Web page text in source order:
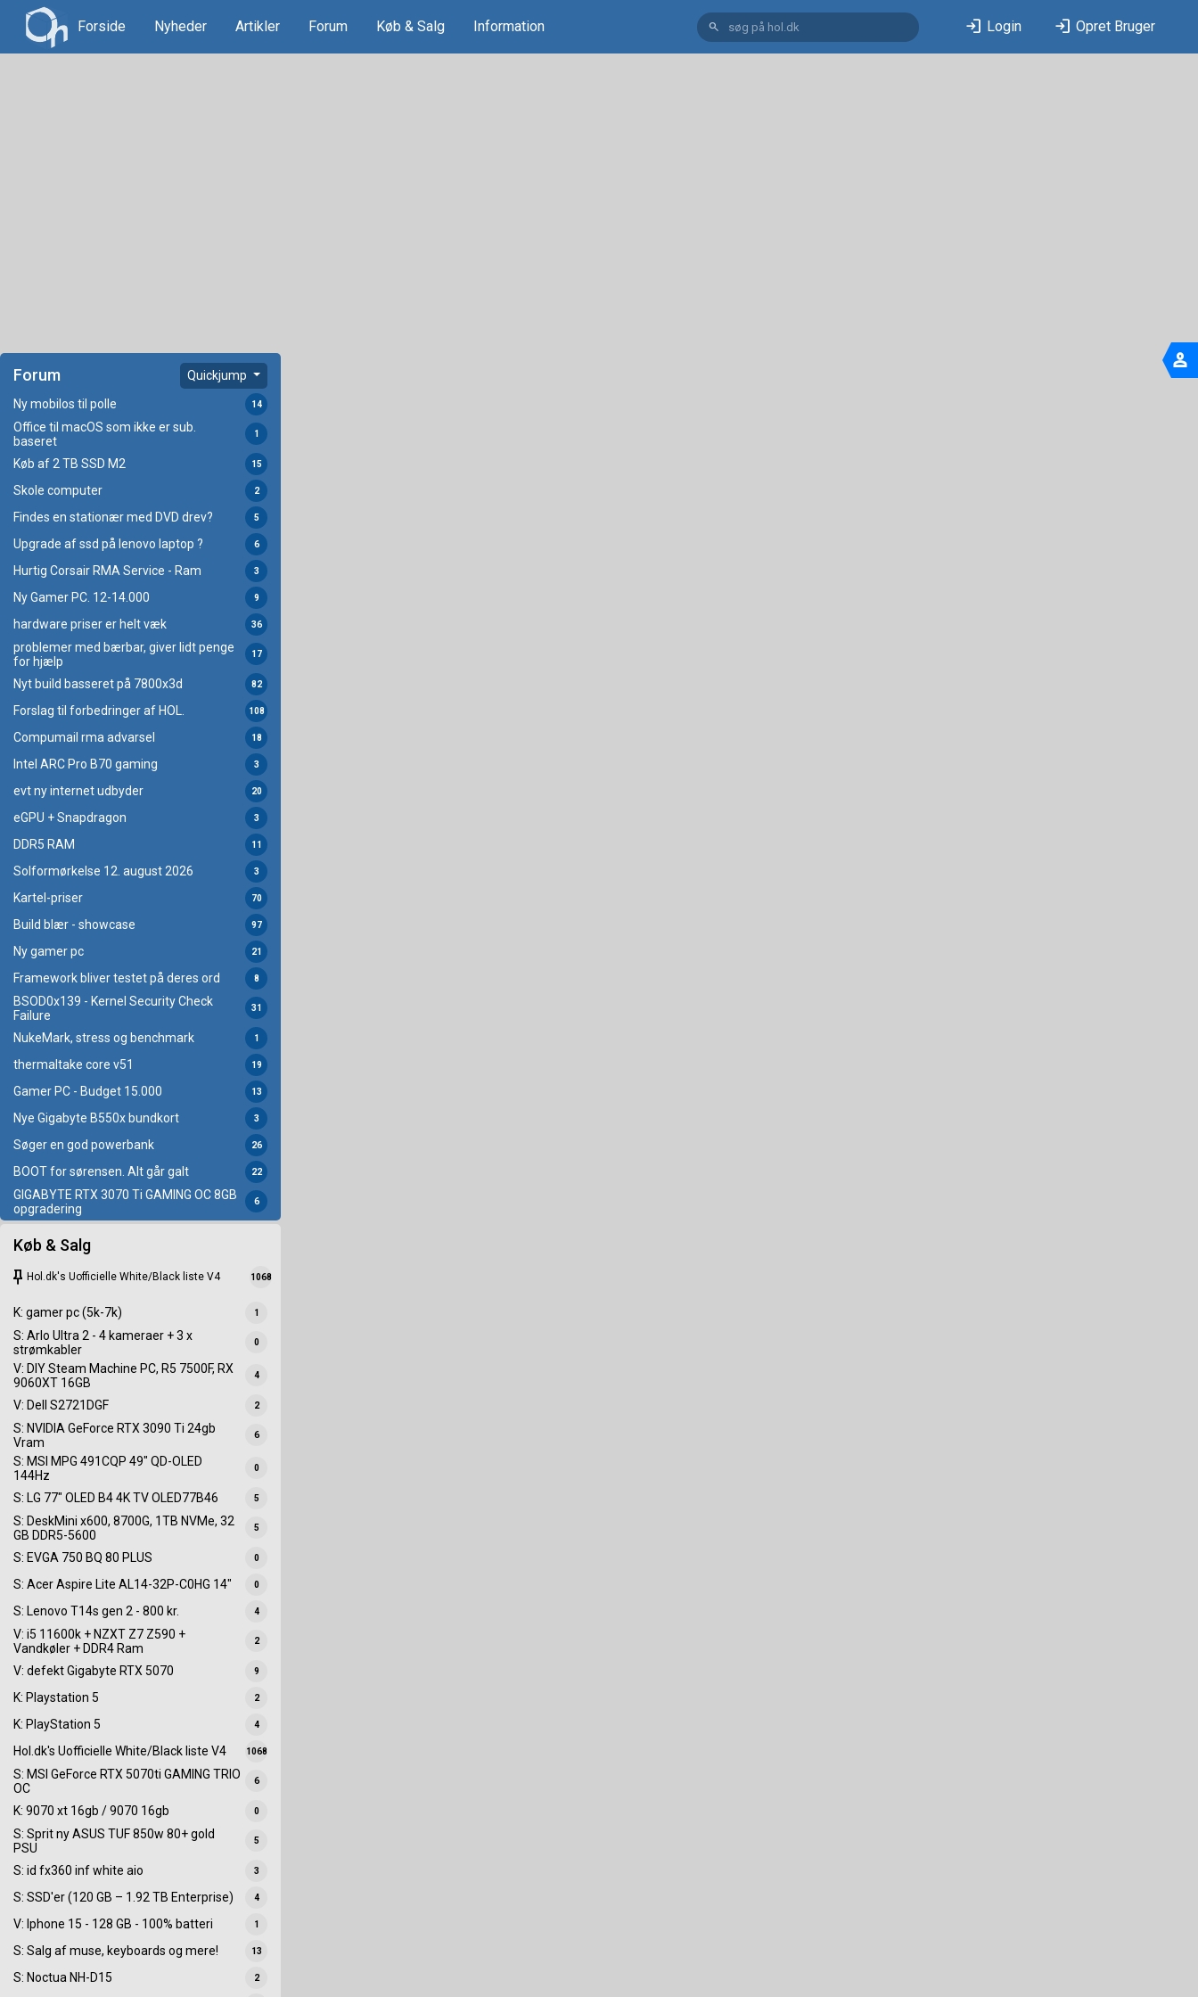
Forside Nyheder Artikler Forum Køb & Salg Information search login Login login Opret Bruger
Forum Quickjump
Ny mobilos til polle 14
Office til macOS som ikke er sub.
baseret
1
Køb af 2 TB SSD M2 15
Skole computer 2
Findes en stationær med DVD drev? 5
Upgrade af ssd på lenovo laptop ? 6
Hurtig Corsair RMA Service - Ram 3
Ny Gamer PC. 12-14.000 9
hardware priser er helt væk 36
problemer med bærbar, giver lidt penge
for hjælp
17
Nyt build basseret på 7800x3d 82
Forslag til forbedringer af HOL. 108
Compumail rma advarsel 18
Intel ARC Pro B70 gaming 3
evt ny internet udbyder 20
eGPU + Snapdragon 3
DDR5 RAM 11
Solformørkelse 12. august 2026 3
Kartel-priser 70
Build blær - showcase 97
Ny gamer pc 21
Framework bliver testet på deres ord 8
BSOD0x139 - Kernel Security Check
Failure
31
NukeMark, stress og benchmark 1
thermaltake core v51 19
Gamer PC - Budget 15.000 13
Nye Gigabyte B550x bundkort 3
Søger en god powerbank 26
BOOT for sørensen. Alt går galt 22
GIGABYTE RTX 3070 Ti GAMING OC 8GB
opgradering
6
Køb & Salg
keep Hol.dk's Uofficielle White/Black liste V4 1068
K: gamer pc (5k-7k) 1
S: Arlo Ultra 2 - 4 kameraer + 3 x
strømkabler
0
V: DIY Steam Machine PC, R5 7500F, RX
9060XT 16GB
4
V: Dell S2721DGF 2
S: NVIDIA GeForce RTX 3090 Ti 24gb
Vram
6
S: MSI MPG 491CQP 49" QD-OLED
144Hz
0
S: LG 77" OLED B4 4K TV OLED77B46 5
S: DeskMini x600, 8700G, 1TB NVMe, 32
GB DDR5-5600
5
S: EVGA 750 BQ 80 PLUS 0
S: Acer Aspire Lite AL14-32P-C0HG 14" 0
S: Lenovo T14s gen 2 - 800 kr. 4
V: i5 11600k + NZXT Z7 Z590 +
Vandkøler + DDR4 Ram
2
V: defekt Gigabyte RTX 5070 9
K: Playstation 5 2
K: PlayStation 5 4
Hol.dk's Uofficielle White/Black liste V4 1068
S: MSI GeForce RTX 5070ti GAMING TRIO
OC
6
K: 9070 xt 16gb / 9070 16gb 0
S: Sprit ny ASUS TUF 850w 80+ gold
PSU
5
S: id fx360 inf white aio 3
S: SSD'er (120 GB – 1.92 TB Enterprise) 4
V: Iphone 15 - 128 GB - 100% batteri 1
S: Salg af muse, keyboards og mere! 13
S: Noctua NH-D15 2
person